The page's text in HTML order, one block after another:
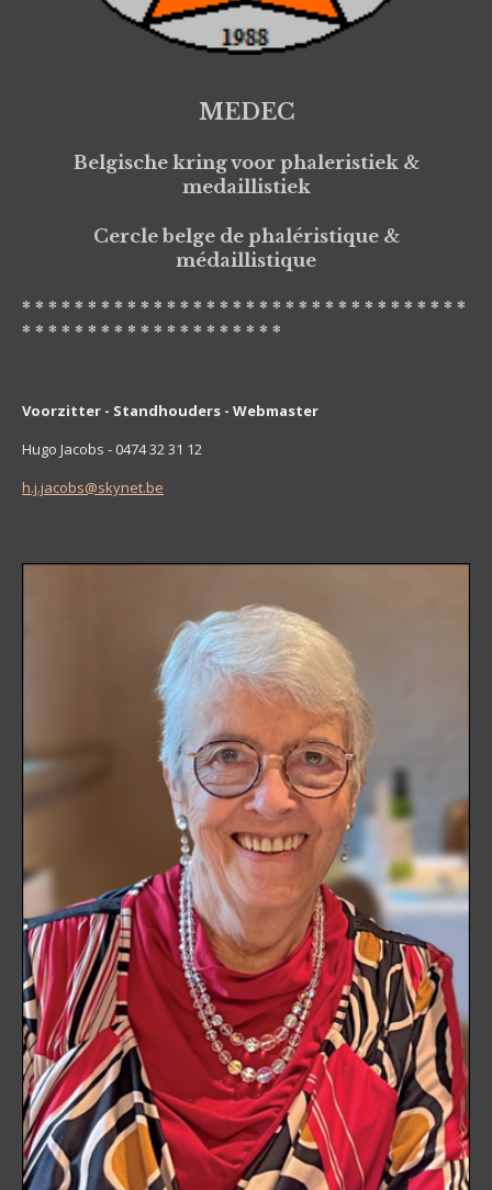
MEDEC
Belgische kring voor phaleristiek &
medaillistiek
Cercle belge de phaléristique &
médaillistique
* * * * * * * * * * * * * * * * * * * * * * * * * * * * * * * * * *
* * * * * * * * * * * * * * * * * * * *
Voorzitter - Standhouders - Webmaster
Hugo Jacobs - 0474 32 31 12
h.j.jacobs@skynet.be